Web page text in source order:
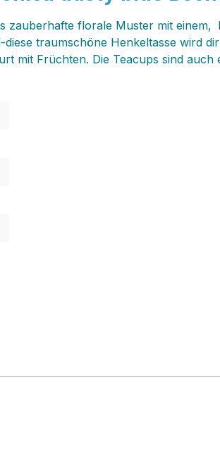
florale Muster mit
traumschöne Henkeltasse wird
mit Früchten. Die Teacups sind auch